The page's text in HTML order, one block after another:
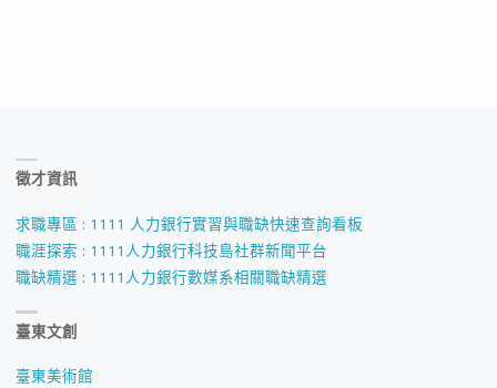
徵才資訊
求職專區 : 1111 人力銀行實習與職缺快速查詢看板
職涯探索 : 1111人力銀行科技島社群新聞平台
職缺精選 : 1111人力銀行數媒系相關職缺精選
臺東文創
臺東美術館